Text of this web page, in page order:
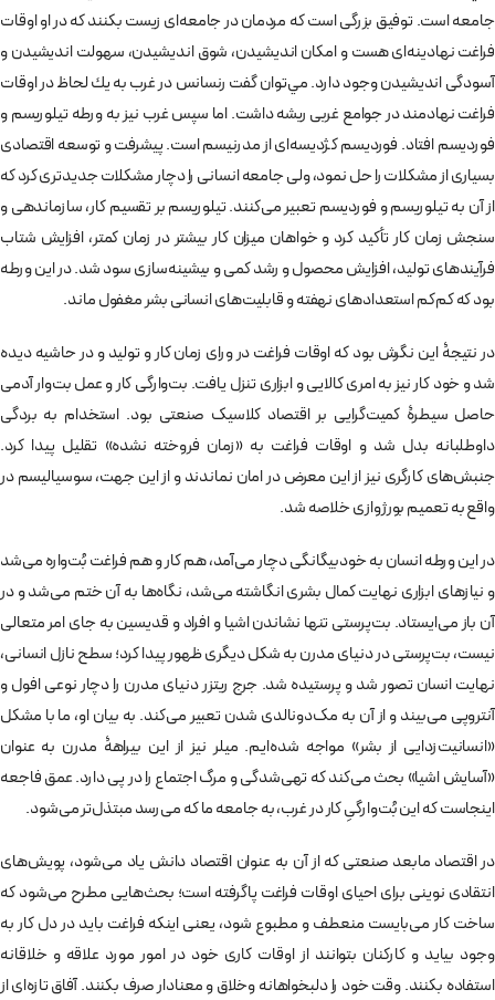
جامعه است. توفیق بزرگی است که مردمان در جامعه‌ای زیست بکنند که در او اوقات
فراغت نهادينه‌ای هست و امكان انديشيدن، شوق انديشيدن، سهولت انديشيدن و
آسودگی انديشيدن وجود دارد. مي­‌توان گفت رنسانس در غرب به يك لحاظ در اوقات
فراغت نهادمند در جوامع غربی ريشه داشت. اما سپس غرب نيز به ورطه تيلوريسم و
فورديسم افتاد. فورديسم ك‍ژديسه­‌ای از مدرنیسم است. پيشرفت و توسعه اقتصادی
بسياری از مشكلات را حل نمود، ولی جامعه انسانی را دچار مشكلات جديدتری کرد كه
از آن به تيلوريسم و فورديسم تعبير می‌كنند. تيلوريسم بر تقسيم کار، سازمان­دهی و
سنجش زمان كار تأکید کرد و خواهان ميزان كار بيشتر در زمان كمتر، افزایش شتاب
فرآيندهای توليد، افزایش محصول و رشد کمی و بيشينه‌­سازی سود شد. در اين ورطه
بود که كم­‌كم استعدادهای نهفته و قابليت­‌های انسانی بشر مغفول ماند.
در نتیجۀ این نگرش بود که اوقات فراغت در ورای زمان کار و تولید و در حاشیه دیده
شد و خود کار نیز به امری کالایی و ابزاری تنزل یافت. بت‌وارگی کار و عمل بت‌وار آدمی
حاصل سیطرۀ کمیت‌گرایی بر اقتصاد کلاسیک صنعتی بود. استخدام به بردگی
داوطلبانه بدل شد و اوقات فراغت به «زمان فروخته نشده» تقلیل پیدا کرد.
جنبش‌های کارگری نیز از این معرض در امان نماندند و از این جهت، سوسیالیسم در
واقع به تعمیم بورژوازی خلاصه شد.
در این ورطه انسان به خودبیگانگی دچار می‌آمد، هم کار و هم فراغت بُت‌­واره می‌شد
و نیازهای ابزاری نهایت کمال بشری انگاشته می‌شد، نگاه­‌ها به آن ختم می‌شد و در
آن باز می‌ایستاد. بت­‌پرستی تنها نشاندن اشیا و افراد و قدیسین به­ جای امر متعالی
نیست، بت­‌پرستی در دنیای مدرن به شکل دیگری ظهور پیدا کرد؛ سطح نازل انسانی،
نهایت انسان تصور شد و پرستیده شد. جرج ریتزر دنیای مدرن را دچار نوعی افول و
آنتروپی می­‌بیند و از آن به مک­‌دونالدی شدن تعبیر می­‌کند. به بیان او، ما با مشکل
«انسانیت­‌زدایی از بشر» مواجه شده‌ایم. میلر نیز از این بیراهۀ مدرن به عنوان
«آسایش اشیا» بحث می­‌کند که تهی­‌شدگی و مرگ اجتماع را در پی دارد. عمق فاجعه
اینجاست که این بُت‌­وارگیِ کار در غرب، به جامعه ما که می‌رسد مبتذل‌تر می‌شود.
در اقتصاد مابعد صنعتی که از آن به عنوان اقتصاد دانش یاد می­‌شود، پویش‌های
انتقادی نوینی برای احیای اوقات فراغت پاگرفته است؛ بحث‌­هایی مطرح می­‌شود که
ساخت کار می‌­بایست منعطف و مطبوع شود، یعنی اینکه فراغت باید در دل کار به
وجود بیاید و کارکنان بتوانند از اوقات کاری خود در امور مورد علاقه و خلاقانه
استفاده بکنند. وقت خود را دلبخواهانه وخلاق و معنادار صرف بکنند. آفاق تازه‌ای از